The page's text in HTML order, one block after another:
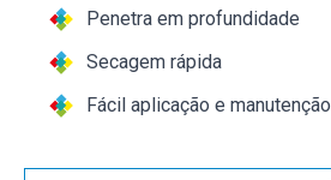
Penetra em profundidade
Secagem rápida
Fácil aplicação e manutenção